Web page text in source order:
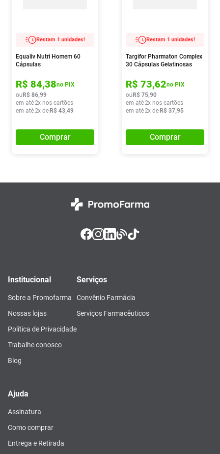
Restam 1 unidades!
Equaliv Nutri Homem 60
Cápsulas
R$ 84,38no PIX
ou R$ 86,99
em até2x nos cartões
em até2x de R$ 43,49
Comprar
Restam 1 unidades!
Targifor Pharmaton Complex
30 Cápsulas Gelatinosas
R$ 73,62no PIX
ou R$ 75,90
em até2x nos cartões
em até2x de R$ 37,95
Comprar
Institucional
Sobre a Promofarma
Nossas lojas
Política de Privacidade
Trabalhe conosco
Blog
Serviços
Convênio Farmácia
Serviços Farmacêuticos
Ajuda
Assinatura
Como comprar
Entrega e Retirada